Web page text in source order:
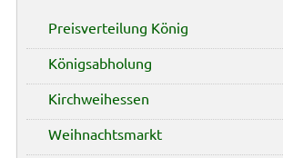
Preisverteilung König
Königsabholung
Kirchweihessen
Weihnachtsmarkt